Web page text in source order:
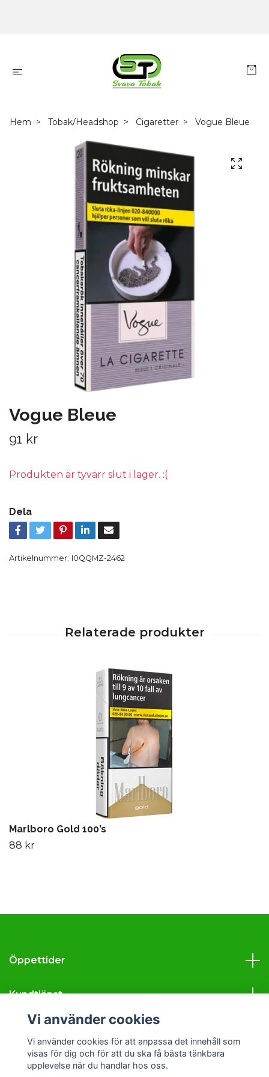
Hem Tobak/Headshop Cigaretter Vogue Bleue
Vogue Bleue
91 kr
Produkten är tyvärr slut i lager. :(
Dela
Artikelnummer: I0QQMZ-2462
Marlboro Gold 100’s
88 kr
Öppettider
Kundtjänst
Läs mer
Sociala medier
Vi använder cookies
Vi använder cookies för att anpassa det innehåll som
visas för dig och för att du ska få bästa tänkbara
upplevelse när du handlar hos oss.